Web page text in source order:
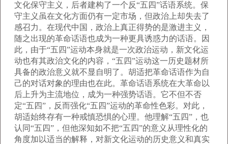
文化保守主义，后者建构了一个反“五四”话语系统。保
守主义虽在文化方面仍有一定市场，但政治上却失去了
感召力。在现代中国，政治上真正得势的是激进主义，
随之出现的革命话语也成为一种更具诱惑力的话语。因
此，由于“五四”运动本身就是一次政治运动，新文化运
动也有其政治文化的内容，“五四”运动这一历史题材所
具备的政治意义就不显自明了。胡适把革命话语作为自
己的对话对象的理由也在此。革命话语系统在大革命以
后上升为主流地位，成为一种强势话语。它不但不否
定“五四”，反而强化“五四”运动的革命性色彩。对此，
胡适始终存有一种戒慎恐惧的心理。他理解“五四”，也
认同“五四”，但他深知如不把“五四”的意义从理性化的
角度加以适当的解释，对新文化运动的历史意义和真实